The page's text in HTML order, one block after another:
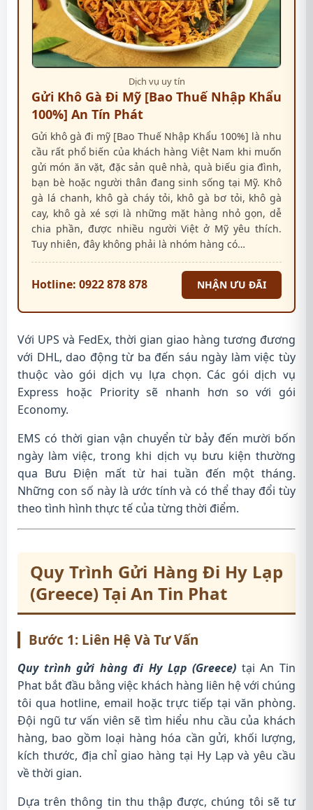
Dịch vụ uy tín
Gửi Khô Gà Đi Mỹ [Bao Thuế Nhập Khẩu
100%] An Tín Phát
Gửi khô gà đi mỹ [Bao Thuế Nhập Khẩu 100%] là nhu
cầu rất phổ biến của khách hàng Việt Nam khi muốn
gửi món ăn vặt, đặc sản quê nhà, quà biếu gia đình,
bạn bè hoặc người thân đang sinh sống tại Mỹ. Khô
gà lá chanh, khô gà cháy tỏi, khô gà bơ tỏi, khô gà
cay, khô gà xé sợi là những mặt hàng nhỏ gọn, dễ
chia phần, được nhiều người Việt ở Mỹ yêu thích.
Tuy nhiên, đây không phải là nhóm hàng có…
Hotline: 0922 878 878 NHẬN ƯU ĐÃI
Với UPS và FedEx, thời gian giao hàng tương đương
với DHL, dao động từ ba đến sáu ngày làm việc tùy
thuộc vào gói dịch vụ lựa chọn. Các gói dịch vụ
Express hoặc Priority sẽ nhanh hơn so với gói
Economy.
EMS có thời gian vận chuyển từ bảy đến mười bốn
ngày làm việc, trong khi dịch vụ bưu kiện thường
qua Bưu Điện mất từ hai tuần đến một tháng.
Những con số này là ước tính và có thể thay đổi tùy
theo tình hình thực tế của từng thời điểm.
Quy Trình Gửi Hàng Đi Hy Lạp
(Greece) Tại An Tin Phat
Bước 1: Liên Hệ Và Tư Vấn
Quy trình gửi hàng đi Hy Lạp (Greece) tại An Tin
Phat bắt đầu bằng việc khách hàng liên hệ với chúng
tôi qua hotline, email hoặc trực tiếp tại văn phòng.
Đội ngũ tư vấn viên sẽ tìm hiểu nhu cầu của khách
hàng, bao gồm loại hàng hóa cần gửi, khối lượng,
kích thước, địa chỉ giao hàng tại Hy Lạp và yêu cầu
về thời gian.
Dựa trên thông tin thu thập được, chúng tôi sẽ tư